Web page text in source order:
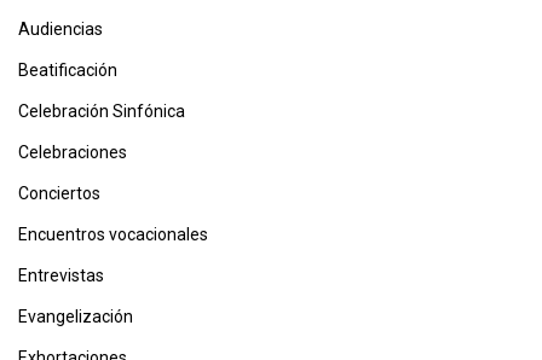
Audiencias
Beatificación
Celebración Sinfónica
Celebraciones
Conciertos
Encuentros vocacionales
Entrevistas
Evangelización